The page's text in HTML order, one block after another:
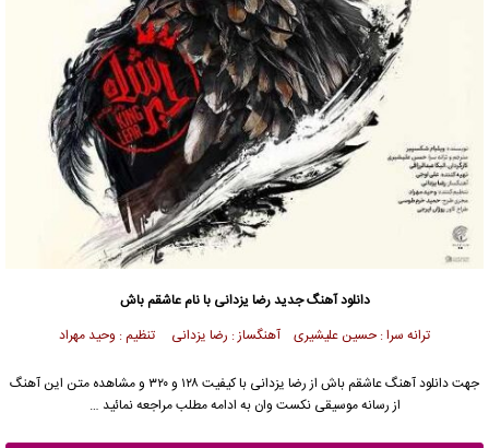
دانلود آهنگ جدیدرضا یزدانی با نام عاشقم باش
ترانه سرا : حسین علیشیری آهنگساز : رضا یزدانی تنظیم : وحید مهراد
جهت دانلود آهنگ عاشقم باش از رضا یزدانی
با کیفیت ۱۲۸ و ۳۲۰ و مشاهده متن این آهنگ
از رسانه موسیقی نکست وان به ادامه مطلب مراجعه نمائید …